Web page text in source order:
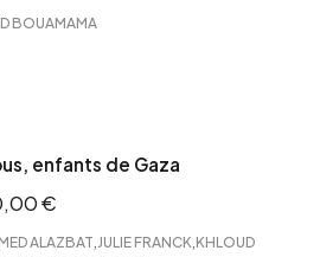
BOUAMAMA
enfants de Gaza
€
ALAZBAT JULIE FRANCK KHLOUD